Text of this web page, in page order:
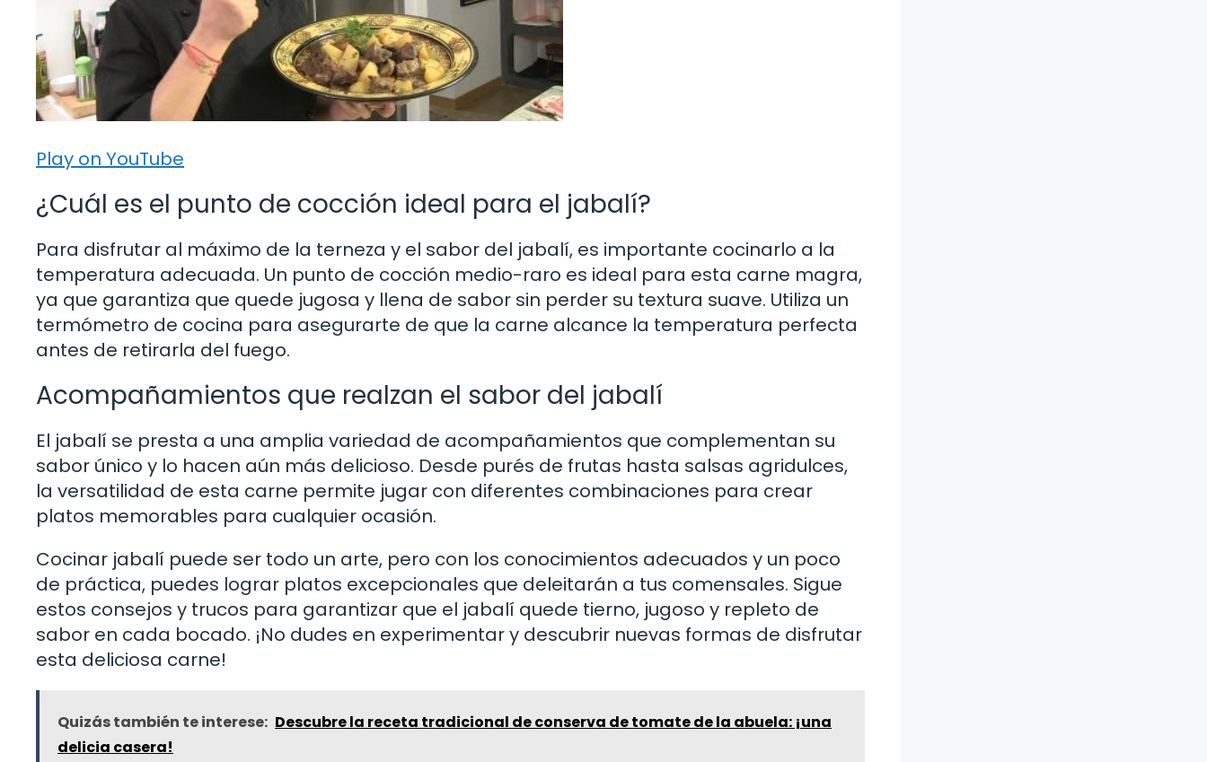
Play on YouTube
¿Cuál es el punto de cocción ideal para el jabalí?
Para disfrutar al máximo de la terneza y el sabor del jabalí, es importante cocinarlo a la
temperatura adecuada. Un punto de cocción medio-raro es ideal para esta carne magra,
ya que garantiza que quede jugosa y llena de sabor sin perder su textura suave. Utiliza un
termómetro de cocina para asegurarte de que la carne alcance la temperatura perfecta
antes de retirarla del fuego.
Acompañamientos que realzan el sabor del jabalí
El jabalí se presta a una amplia variedad de acompañamientos que complementan su
sabor único y lo hacen aún más delicioso. Desde purés de frutas hasta salsas agridulces,
la versatilidad de esta carne permite jugar con diferentes combinaciones para crear
platos memorables para cualquier ocasión.
Cocinar jabalí puede ser todo un arte, pero con los conocimientos adecuados y un poco
de práctica, puedes lograr platos excepcionales que deleitarán a tus comensales. Sigue
estos consejos y trucos para garantizar que el jabalí quede tierno, jugoso y repleto de
sabor en cada bocado. ¡No dudes en experimentar y descubrir nuevas formas de disfrutar
esta deliciosa carne!
Quizás también te interese: Descubre la receta tradicional de conserva de tomate de la abuela: ¡una
delicia casera!